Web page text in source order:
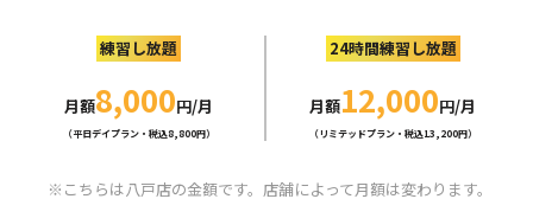
練習し放題
月額8,000円/月
（平日デイプラン・税込8,800円）
24時間練習し放題
月額12,000円/月
（リミテッドプラン・税込13,200円）
こちらは八戸店の金額です。店舗によって月額は変わります。